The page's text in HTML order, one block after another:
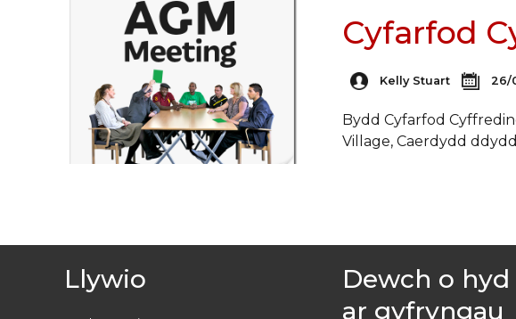
Cyfarfod
Kelly Stuart 26/
Bydd Cyfarfod
Village, Caerdydd
Llywio
Dewch o hyd
ar gyfryngau